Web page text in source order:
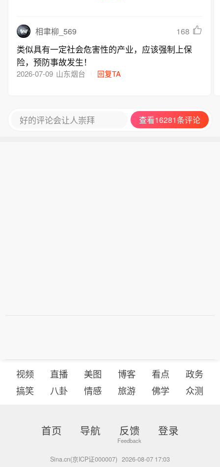
相聿柳_569 168
类似具有一定社会危害性的产业，应该强制上保
险，预防事故发生！
2026-07-09 山东烟台 回复TA
好的评论会让人崇拜 查看16281条评论
视频 直播 美图 博客 看点
政务
搞笑
八卦 情感 旅游 佛学 众测
首页 导航 反馈 登录
Sina.cn(京ICP证000007) 2026-08-07 17:03